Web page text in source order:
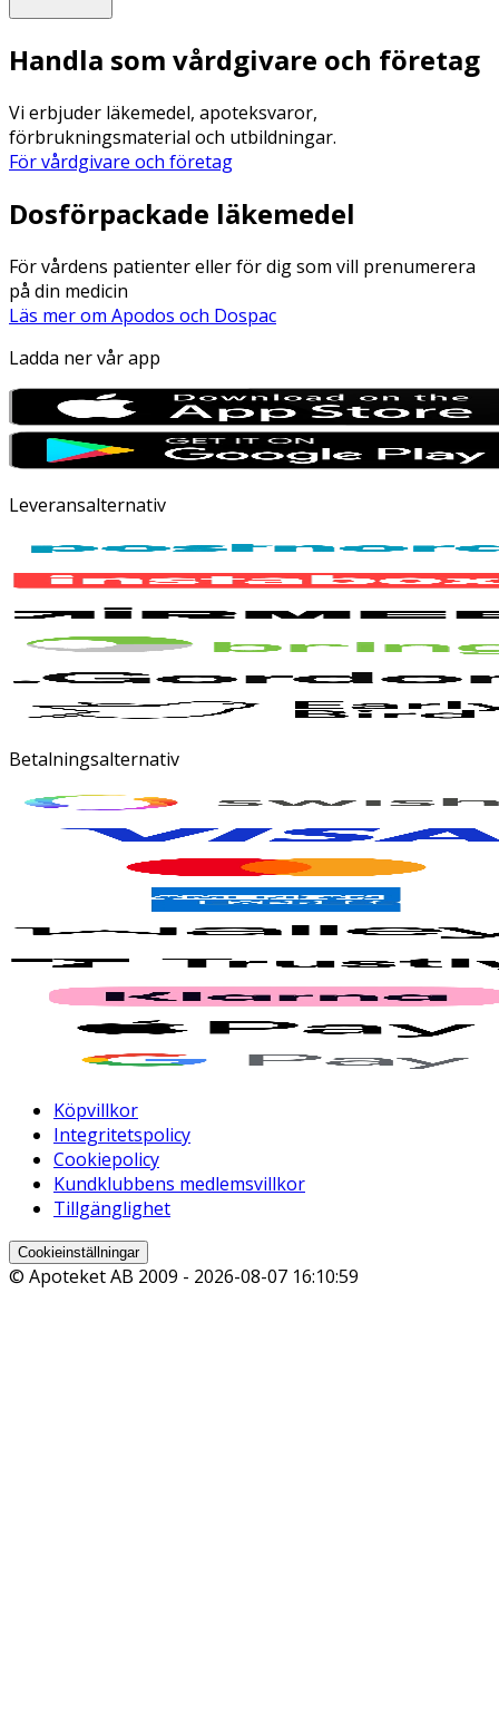
Handla som vårdgivare och företag
Vi erbjuder läkemedel, apoteksvaror,
förbrukningsmaterial och utbildningar.
För vårdgivare och företag
Dosförpackade läkemedel
För vårdens patienter eller för dig som vill prenumerera
på din medicin
Läs mer om Apodos och Dospac
Ladda ner vår app
Leveransalternativ
Betalningsalternativ
Köpvillkor
Integritetspolicy
Cookiepolicy
Kundklubbens medlemsvillkor
Tillgänglighet
Cookieinställningar
© Apoteket AB 2009 - 2026-08-07 16:10:59